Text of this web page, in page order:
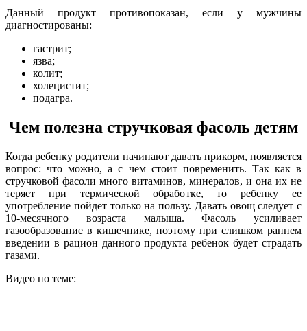
Данный продукт противопоказан, если у мужчины
диагностированы:
гастрит;
язва;
колит;
холецистит;
подагра.
Чем полезна стручковая фасоль детям
Когда ребенку родители начинают давать прикорм, появляется
вопрос: что можно, а с чем стоит повременить. Так как в
стручковой фасоли много витаминов, минералов, и она их не
теряет при термической обработке, то ребенку ее
употребление пойдет только на пользу. Давать овощ следует с
10-месячного возраста малыша. Фасоль усиливает
газообразование в кишечнике, поэтому при слишком раннем
введении в рацион данного продукта ребенок будет страдать
газами.
Видео по теме: